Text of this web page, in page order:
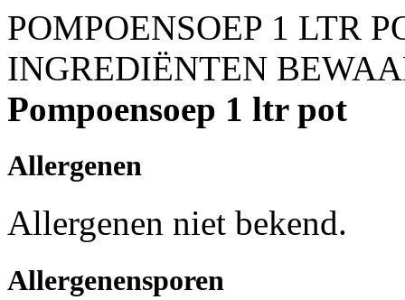
POMPOENSOEP 1 LTR
INGREDIËNTEN
Pompoensoep 1 ltr pot
Allergenen
Allergenen niet bekend.
Allergenensporen